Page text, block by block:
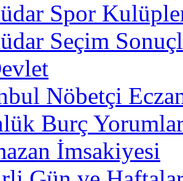
Spor
Seçim
Nöbetçi
Burç
İmsakiyesi